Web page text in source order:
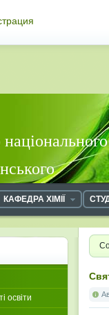
КАФЕДРА ХІМІЇ
освіти